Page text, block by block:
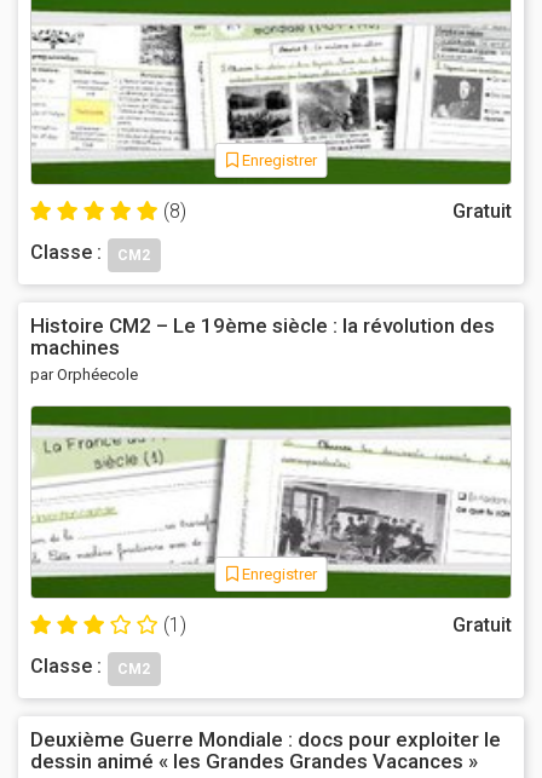
Enregistrer
(8)
Gratuit
Classe :
CM2
Histoire CM2 – Le 19ème siècle : la révolution des
machines
par Orphéecole
Enregistrer
(1)
Gratuit
Classe :
CM2
Deuxième Guerre Mondiale : docs pour exploiter le
dessin animé « les Grandes Grandes Vacances »